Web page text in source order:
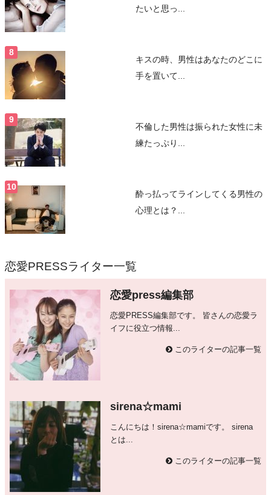
たいと思っ...
キスの時、男性はあなたのどこに
手を置いて...
不倫した男性は振られた女性に未
練たっぷり...
酔っ払ってラインしてくる男性の
心理とは？...
恋愛PRESSライター一覧
恋愛press編集部
恋愛PRESS編集部です。 皆さんの恋愛ラ
イフに役立つ情報...
このライターの記事一覧
sirena☆mami
こんにちは！sirena☆mamiです。 sirena
とは...
このライターの記事一覧